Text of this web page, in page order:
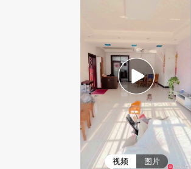
视频 图片